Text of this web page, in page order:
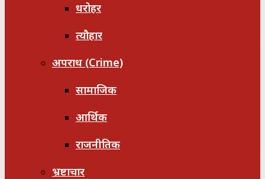
धरोहर
त्यौहार
अपराध (Crime)
सामाजिक
आर्थिक
राजनीतिक
भ्रष्टाचार